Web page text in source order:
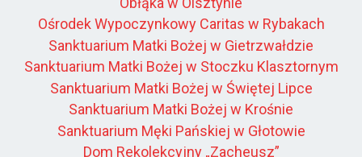
Ośrodek Wypoczynkowy Caritas w Rybakach
Sanktuarium Matki Bożej w Gietrzwałdzie
Sanktuarium Matki Bożej w Stoczku Klasztornym
Sanktuarium Matki Bożej w Świętej Lipce
Sanktuarium Matki Bożej w Krośnie
Sanktuarium Męki Pańskiej w Głotowie
Dom Rekolekcyjny „Zacheusz”